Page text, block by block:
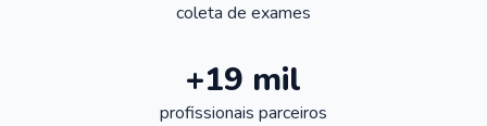
coleta de exames
+19 mil
profissionais parceiros